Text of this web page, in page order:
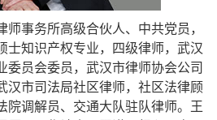
师事务所高级合伙人、中共党员，
士知识产权专业，四级律师，武汉
委员会委员，武汉市律师协会公司
汉市司法局社区律师，社区法律顾
院调解员、交通大队驻队律师。王